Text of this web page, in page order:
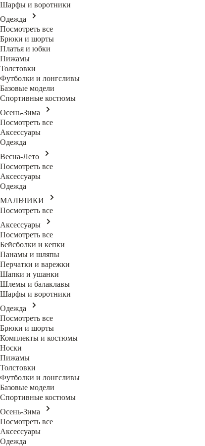
Шарфы и воротники
Одежда
Посмотреть все
Брюки и шорты
Платья и юбки
Пижамы
Толстовки
Футболки и лонгсливы
Базовые модели
Спортивные костюмы
Осень-Зима
Посмотреть все
Аксессуары
Одежда
Весна-Лето
Посмотреть все
Аксессуары
Одежда
МАЛЬЧИКИ
Посмотреть все
Аксессуары
Посмотреть все
Бейсболки и кепки
Панамы и шляпы
Перчатки и варежки
Шапки и ушанки
Шлемы и балаклавы
Шарфы и воротники
Одежда
Посмотреть все
Брюки и шорты
Комплекты и костюмы
Носки
Пижамы
Толстовки
Футболки и лонгсливы
Базовые модели
Спортивные костюмы
Осень-Зима
Посмотреть все
Аксессуары
Одежда